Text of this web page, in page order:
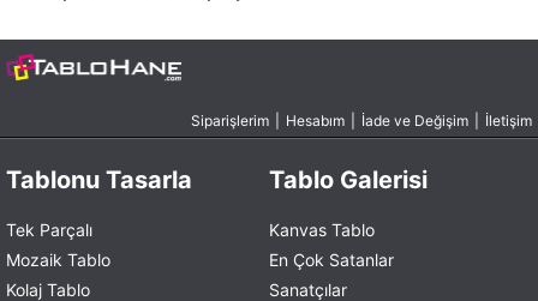
Siparişlerim Hesabım İade ve Değişim İletişim
Tablonu Tasarla
Tek Parçalı
Mozaik Tablo
Kolaj Tablo
Tablo Galerisi
Kanvas Tablo
En Çok Satanlar
Sanatçılar